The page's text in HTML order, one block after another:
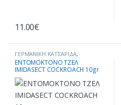
11.00€
ΓΕΡΜΑΝΙΚΗ ΚΑΤΣΑΡΙΔΑ,
ΕΝΤΟΜΟΚΤΟΝΑ ΣΕ ΜΟΡΦΗ ΤΖΕΛ
ΚΑΤΑΠΟΛΕΜΗΣΗ ΕΝΤΟΜΩΝ
ΚΑΤΣΑΡΙΔΕΣ
ΕΝΤΟΜΟΚΤΟΝΟ ΤΖΕΛ
IMIDASECT COCKROACH 10gr